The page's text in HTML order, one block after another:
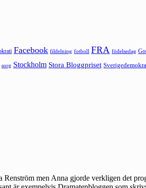
Facebook fildelning fotboll FRA födelsedag
sorg Stockholm Stora Bloggpriset
men Anna gjorde verkligen det